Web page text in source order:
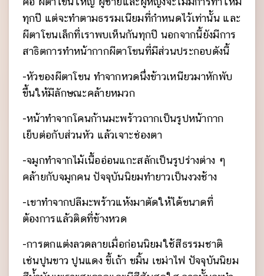
ทุกปี แต่จะทำตามธรรมเนียมที่กำหนดไว้เท่านั้น และ
ผีตาโขนเล็กที่เราพบเห็นกันทุกปี นอกจากนี้ยังมีการ
สาธิตการทำหน้ากากผีตาโขนที่มีส่วนประกอบดังนี้
-หัวของผีตาโขน ทำจากหวดนึ่งข้าวเหนียวมาหักพับ
ขึ้นให้มีลักษณะคล้ายหมวก
-หน้าทำจากโคนก้านมะพร้าวถากเป็นรูปหน้ากาก
เย็บต่อกับส่วนหัว แล้วเจาะช่องตา
-จมูกทำจากไม้เนื้ออ่อนแกะสลักเป็นรูปร่างต่าง ๆ
คล้ายกับจมูกคน ปัจจุบันนิยมทำยาวเป็นงวงช้าง
-เขาทำจากปลีมะพร้าวแห้งมาตัดให้ได้ขนาดที่
ต้องการแล้วติดที่ข้างหวด
-การตกแต่งลวดลายเมื่อก่อนนิยมใช้สีธรรมชาติ
เช่นปูนขาว ปูนแดง ขี้เถ้า ขมิ้น เขม่าไฟ ปัจจุบันนิยม